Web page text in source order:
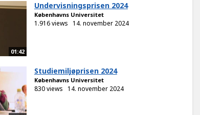
01:42
Undervisningsprisen 2024
Københavns Universitet
1.916 views 14. november 2024
Studiemiljøprisen 2024
Københavns Universitet
830 views 14. november 2024